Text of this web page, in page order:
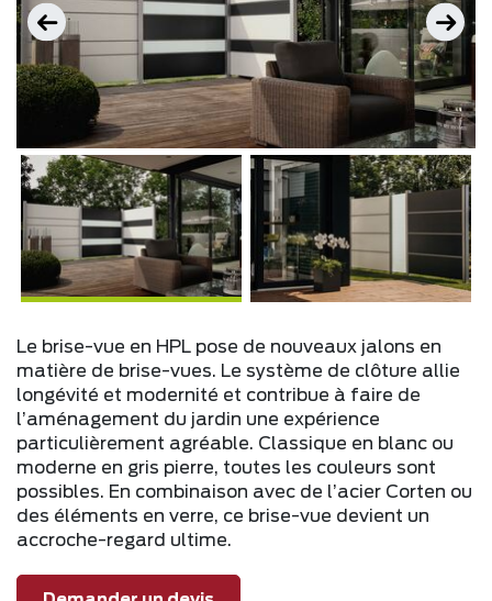
Le brise-vue en HPL pose de nouveaux jalons en
matière de brise-vues. Le système de clôture allie
longévité et modernité et contribue à faire de
l’aménagement du jardin une expérience
particulièrement agréable. Classique en blanc ou
moderne en gris pierre, toutes les couleurs sont
possibles. En combinaison avec de l’acier Corten ou
des éléments en verre, ce brise-vue devient un
accroche-regard ultime.